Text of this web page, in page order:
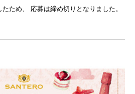
ため、 応募は締め切りとなりました。